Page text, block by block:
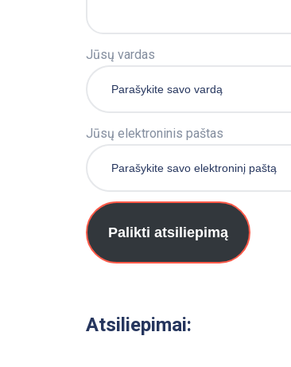
Jūsų vardas
Jūsų elektroninis paštas
Palikti atsiliepimą
Atsiliepimai: